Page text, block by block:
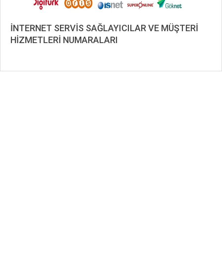
İNTERNET SERVİS SAĞLAYICILAR VE MÜŞTERİ
HİZMETLERİ NUMARALARI